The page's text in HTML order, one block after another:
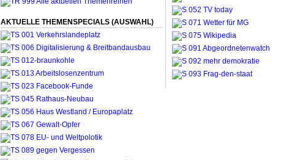
AKTUELLE THEMENSPECIALS (AUSWAHL)